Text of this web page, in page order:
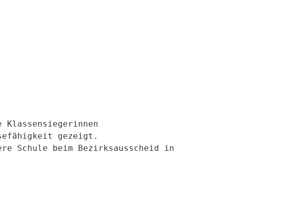
gezeigt.
Schule beim Bezirksausscheid in